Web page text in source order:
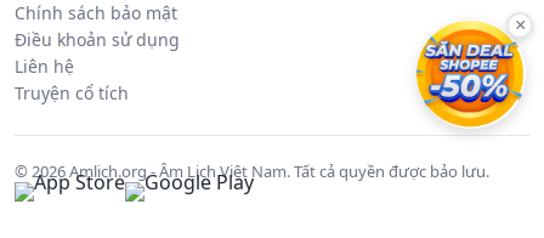
Chính sách bảo mật
Điều khoản sử dụng
Liên hệ
Truyện cổ tích
© 2026 Amlich.org - Âm Lịch Việt Nam. Tất cả quyền được bảo lưu.
×